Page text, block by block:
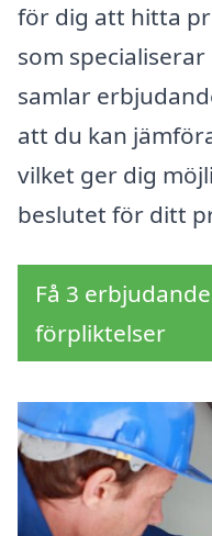
för dig att hitta
som
samlar
att du kan
vilket ger dig
beslutet för ditt
Få 3
förpliktelser